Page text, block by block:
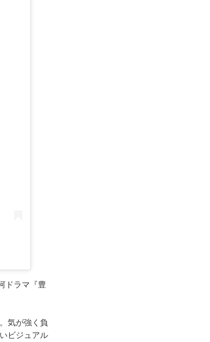
ドラマ『豊
気が強く負
ビジュアル